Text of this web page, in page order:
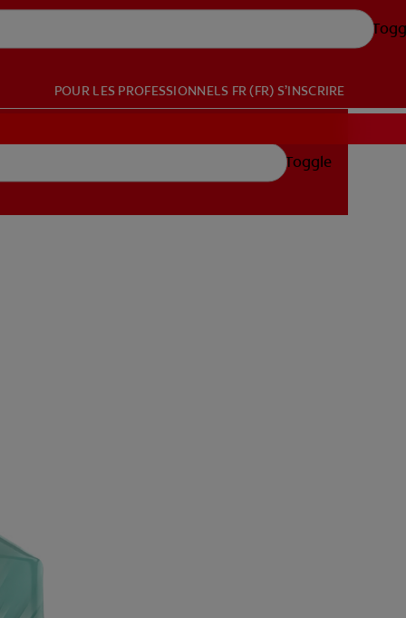
POUR LES PROFESSIONNELS FR (FR) S’INSCRIRE
Toggle